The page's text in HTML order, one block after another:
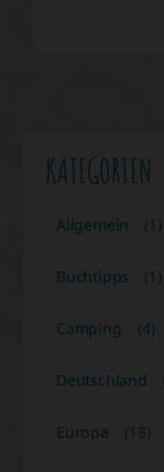
KATEGORIEN
Allgemein (1)
Buchtipps (1)
Camping (4)
Deutschland
Europa (18)